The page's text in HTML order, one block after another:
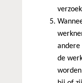
andere
de